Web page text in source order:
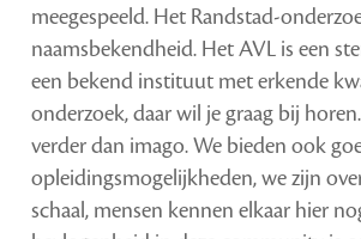
meegespeeld. Het Randstad-
naamsbekendheid. Het AVL is een
een bekend instituut met erkende
onderzoek, daar wil je graag bij
verder dan imago. We bieden ook
opleidingsmogelijkheden, we zijn
schaal, mensen kennen elkaar hier